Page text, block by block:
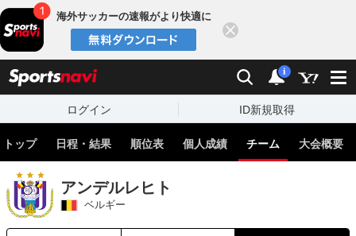
海外サッカーの速報がより快適に
検索 通知
i
ログイン ID新規取得
トップ 日程・結果 順位表 個人成績 チーム 大会概要
アンデルレヒト
ベルギー